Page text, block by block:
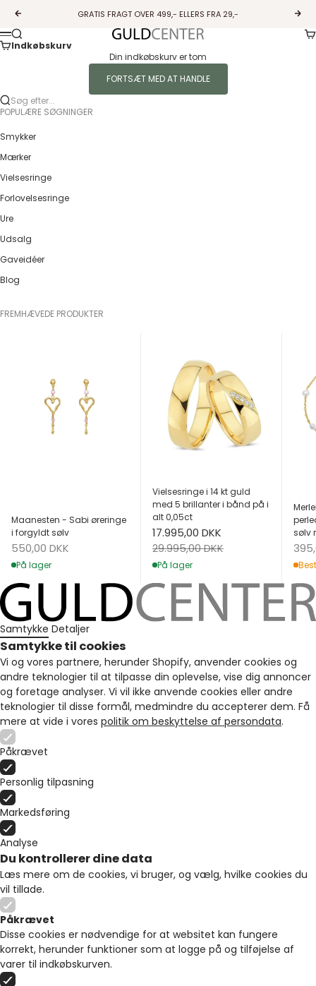
Forrige
GRATIS FRAGT OVER 499,- ELLERS FRA 29,-
Guldcenter
Menu
Søg
Indkøbskurv
Din indkøbskurv er tom
FORTSÆT MED AT HANDLE
Søg efter...
POPULÆRE SØGNINGER
Smykker
Mærker
Vielsesringe
Forlovelsesringe
Ure
Udsalg
Gaveidéer
Blog
FREMHÆVEDE PRODUKTER
Maanesten - Sabi øreringe
i forgyldt sølv
Salgspris
550,00 DKK
På lager
Vielsesringe i 14 kt guld
med 5 brillanter i bånd på i
alt 0,05ct
Salgspris
17.995,00 DKK
Normalpris
29.995,00 DKK
På lager
sølv
Samtykke Detaljer
Samtykke til cookies
Vi og vores partnere, herunder Shopify, anvender cookies og
andre teknologier til at tilpasse din oplevelse, vise dig annoncer
og foretage analyser. Vi vil ikke anvende cookies eller andre
teknologier til disse formål, medmindre du accepterer dem. Få
mere at vide i vores politik om beskyttelse af persondata.
Påkrævet
Personlig tilpasning
Markedsføring
Analyse
Du kontrollerer dine data
Læs mere om de cookies, vi bruger, og vælg, hvilke cookies du
vil tillade.
Påkrævet
Disse cookies er nødvendige for at websitet kan fungere
korrekt, herunder funktioner som at logge på og tilføjelse af
varer til indkøbskurven.